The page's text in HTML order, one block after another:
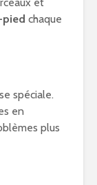
pied chaque
spéciale.
en
plus